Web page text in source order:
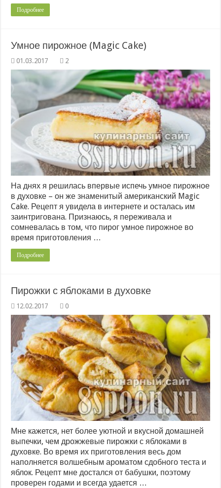
Подробнее
Умное пирожное (Magic Cake)
2
На днях я решилась впервые испечь умное пирожное
в духовке – он же знаменитый американский Magic
Cake. Рецепт я увидела в интернете и осталась им
заинтригована. Признаюсь, я переживала и
сомневалась в том, что пирог умное пирожное во
время приготовления …
Подробнее
Пирожки с яблоками в духовке
0
Мне кажется, нет более уютной и вкусной домашней
выпечки, чем дрожжевые пирожки с яблоками в
духовке. Во время их приготовления весь дом
наполняется волшебным ароматом сдобного теста и
яблок. Рецепт мне достался от бабушки, поэтому
проверен годами и всегда удается …